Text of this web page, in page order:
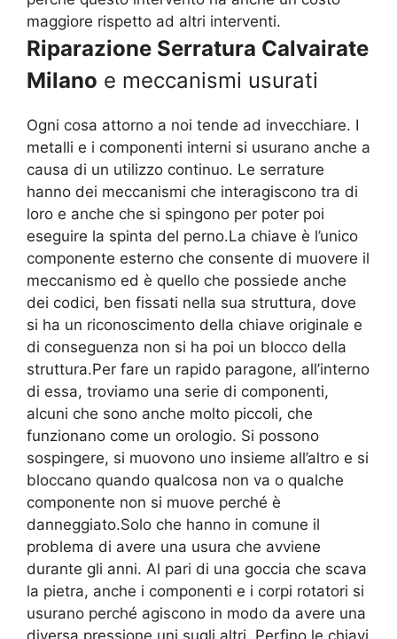
maggiore rispetto ad altri interventi.
Riparazione Serratura Calvairate
Milano e meccanismi usurati
Ogni cosa attorno a noi tende ad invecchiare. I
metalli e i componenti interni si usurano anche a
causa di un utilizzo continuo. Le serrature
hanno dei meccanismi che interagiscono tra di
loro e anche che si spingono per poter poi
eseguire la spinta del perno.La chiave è l’unico
componente esterno che consente di muovere il
meccanismo ed è quello che possiede anche
dei codici, ben fissati nella sua struttura, dove
si ha un riconoscimento della chiave originale e
di conseguenza non si ha poi un blocco della
struttura.Per fare un rapido paragone, all’interno
di essa, troviamo una serie di componenti,
alcuni che sono anche molto piccoli, che
funzionano come un orologio. Si possono
sospingere, si muovono uno insieme all’altro e si
bloccano quando qualcosa non va o qualche
componente non si muove perché è
danneggiato.Solo che hanno in comune il
problema di avere una usura che avviene
durante gli anni. Al pari di una goccia che scava
la pietra, anche i componenti e i corpi rotatori si
usurano perché agiscono in modo da avere una